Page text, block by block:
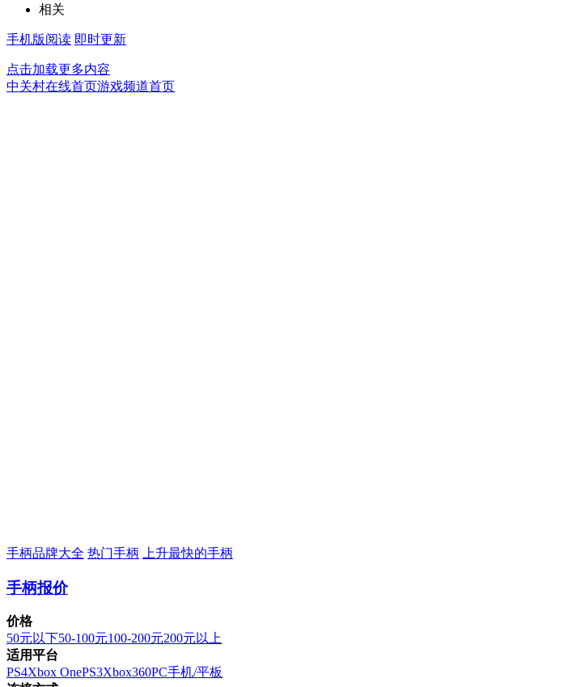
相关
手机版阅读 即时更新
点击加载更多内容
中关村在线首页游戏频道首页
手柄品牌大全 热门手柄 上升最快的手柄
手柄报价
价格
50元以下50-100元100-200元200元以上
适用平台
PS4Xbox OnePS3Xbox360PC手机/平板